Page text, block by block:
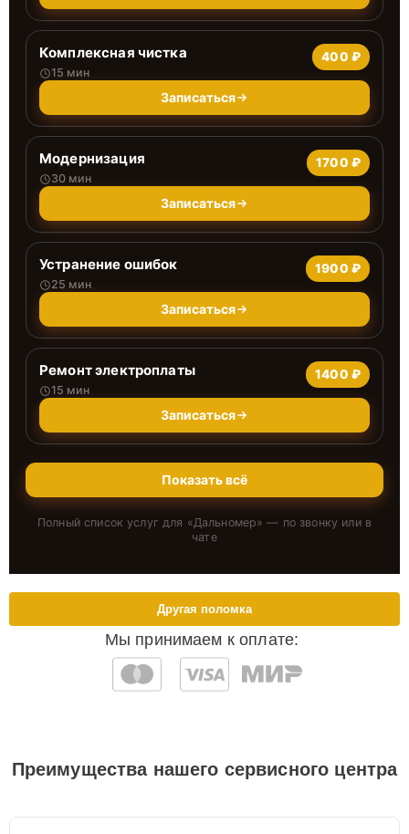
Комплексная чистка
15 мин
400 ₽
Записаться
Модернизация
30 мин
1700 ₽
Записаться
Устранение ошибок
25 мин
1900 ₽
Записаться
Ремонт электроплаты
15 мин
1400 ₽
Записаться
Показать всё
Полный список услуг для «Дальномер» — по звонку или в
чате
Мы принимаем к оплате:
Другая поломка
Преимущества нашего сервисного центра